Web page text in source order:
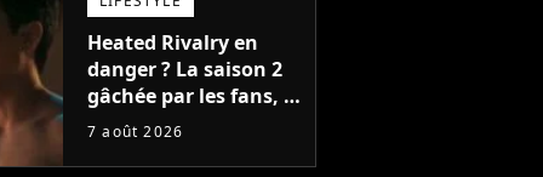
Heated Rivalry en
danger ? La saison 2
gâchée par les fans, le
créateur pousse un
7 août 2026